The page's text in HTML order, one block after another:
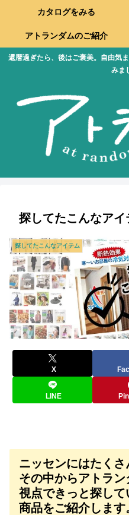
還暦過ぎたら、後はご褒美。自由気
みま
カタログをみる
アトランダムのご紹介
探してたこんなア
探してたこんなアイテム
X
LINE
ニッセンにはたくさ
その中からアトラ
視点できっと探して
商品をご紹介しま